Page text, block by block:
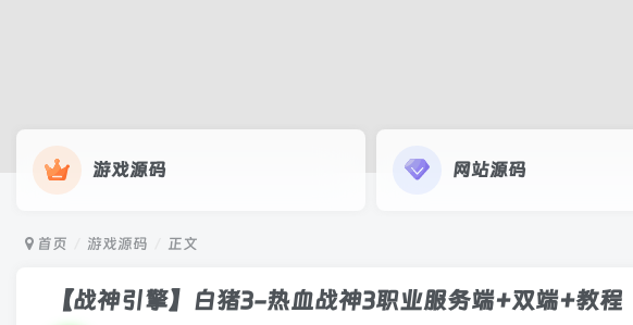
游戏源码 网站源码
首页 游戏源码 正文
【战神引擎】白猪3-热血战神3职业服务端+双端+教程